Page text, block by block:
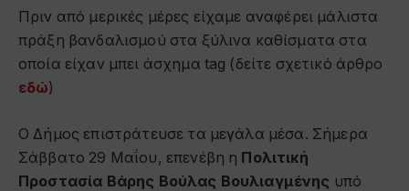
Πριν από μερικές μέρες είχαμε αναφέρει μάλιστα
πράξη βανδαλισμού στα ξύλινα καθίσματα στα
οποία είχαν μπει άσχημα tag (δείτε σχετικό άρθρο
εδώ)
Ο Δήμος επιστράτευσε τα μεγάλα μέσα. Σήμερα
Σάββατο 29 Μαΐου, επενέβη η Πολιτική
Προστασία Βάρης Βούλας Βουλιαγμένης υπό